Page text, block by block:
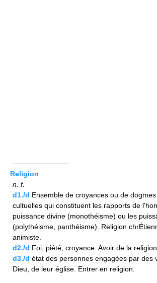
————————
Religion
n. f.
d1./d Ensemble de croyances ou de
cultuelles qui constituent les rapports de
puissance divine (monothéisme) ou les
(polythéisme, panthéisme). Religion
animiste.
d2./d Foi, piété, croyance. Avoir de la religion.
d3./d état des personnes engagées par des
Dieu, de leur église. Entrer en religion.